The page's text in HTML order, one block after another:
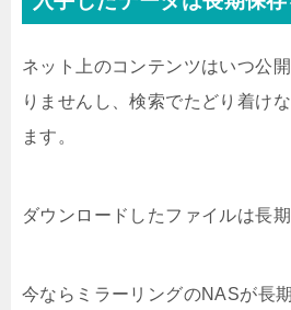
ネット上のコンテンツはいつ公
りませんし、検索でたどり着け
ます。
ダウンロードしたファイルは長
今ならミラーリングのNASが長